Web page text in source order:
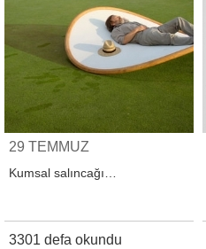
29 TEMMUZ
Kumsal salıncağı…
3301 defa okundu